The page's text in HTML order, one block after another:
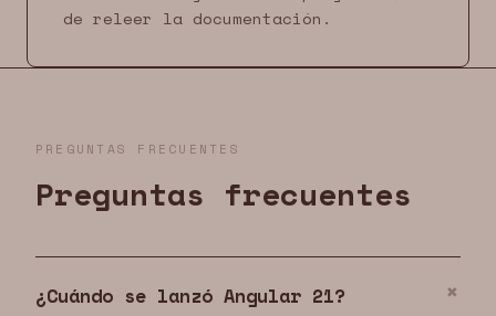
de releer la documentación.
PREGUNTAS FRECUENTES
Preguntas frecuentes
¿Cuándo se lanzó Angular 21?